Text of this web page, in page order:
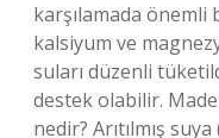
karşılamada önemli
kalsiyum ve
suları düzenli
destek olabilir.
nedir? Arıtılmış